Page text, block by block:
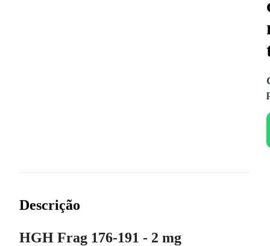
Descrição
HGH Frag 176-191 - 2 mg